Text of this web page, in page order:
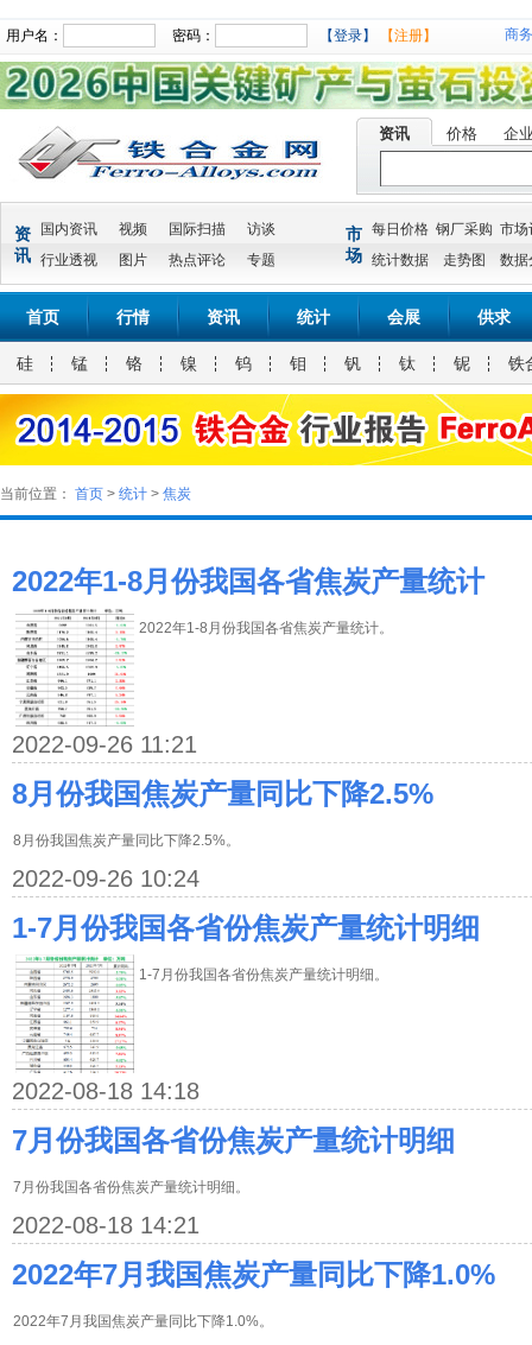
用户名： 密码： 【登录】 【注册】 商
资讯 价格 企
资
讯
国内资讯 视频 国际扫描
访谈
行业透视
图片 热点评论 专题
市
场
每日价格 钢厂采购 市场
统计数据
走势图 数据
首页 行情 资讯 统计 会展 供求
硅 锰 铬 镍 钨 钼 钒 钛 铌 铁
当前位置： 首页 > 统计 > 焦炭
2022年1-8月份我国各省焦炭产量统计
2022年1-8月份我国各省焦炭产量统计。
2022-09-26 11:21
8月份我国焦炭产量同比下降2.5%
8月份我国焦炭产量同比下降2.5%。
2022-09-26 10:24
1-7月份我国各省份焦炭产量统计明细
1-7月份我国各省份焦炭产量统计明细。
2022-08-18 14:18
7月份我国各省份焦炭产量统计明细
7月份我国各省份焦炭产量统计明细。
2022-08-18 14:21
2022年7月我国焦炭产量同比下降1.0%
2022年7月我国焦炭产量同比下降1.0%。